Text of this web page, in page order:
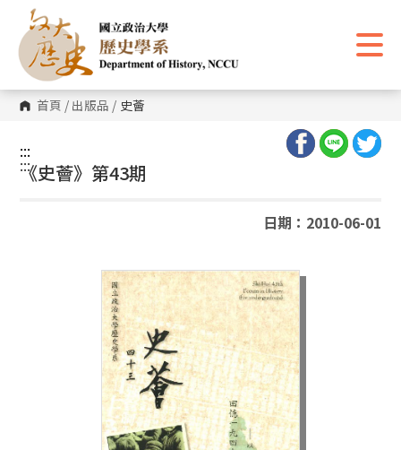
主
要
內
區
塊 首頁 / 出版品 / 史薈
:::
:::
《史薈》第43期
日期：2010-06-01